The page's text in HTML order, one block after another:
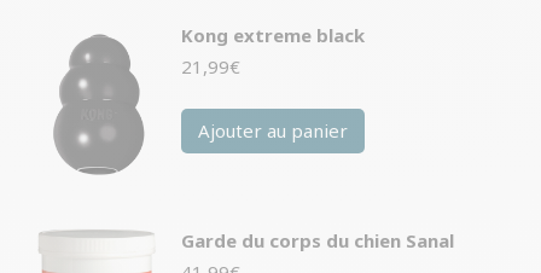
Kong extreme black
21,99€
Ajouter au panier
Garde du corps du chien Sanal